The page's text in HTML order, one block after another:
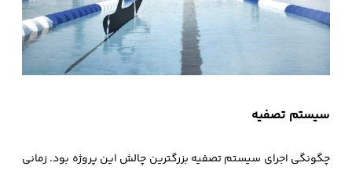
سیستم تصفیه
چگونگی اجرای سیستم تصفیه بزرگترین چالش این پروژه بود. زمانی